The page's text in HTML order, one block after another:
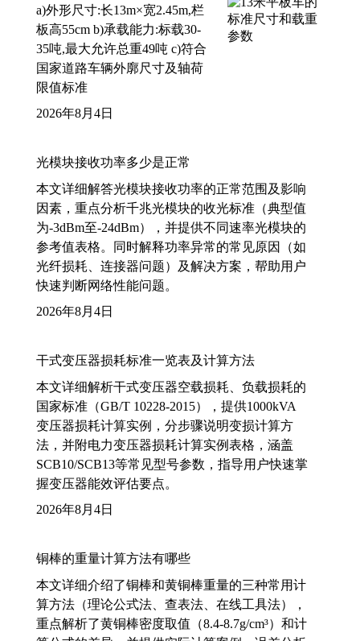
a)外形尺寸:长13m×宽2.45m,栏
板高55cm b)承载能力:标载30-
35吨,最大允许总重49吨 c)符合
国家道路车辆外廓尺寸及轴荷
限值标准
2026年8月4日
光模块接收功率多少是正常
本文详细解答光模块接收功率的正常范围及影响
因素，重点分析千兆光模块的收光标准（典型值
为-3dBm至-24dBm），并提供不同速率光模块的
参考值表格。同时解释功率异常的常见原因（如
光纤损耗、连接器问题）及解决方案，帮助用户
快速判断网络性能问题。
2026年8月4日
干式变压器损耗标准一览表及计算方法
本文详细解析干式变压器空载损耗、负载损耗的
国家标准（GB/T 10228-2015），提供1000kVA
变压器损耗计算实例，分步骤说明变损计算方
法，并附电力变压器损耗计算实例表格，涵盖
SCB10/SCB13等常见型号参数，指导用户快速掌
握变压器能效评估要点。
2026年8月4日
铜棒的重量计算方法有哪些
本文详细介绍了铜棒和黄铜棒重量的三种常用计
算方法（理论公式法、查表法、在线工具法），
重点解析了黄铜棒密度取值（8.4-8.7g/cm³）和计